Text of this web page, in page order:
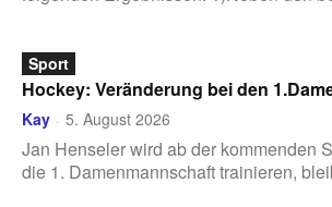
Sport
Hockey: Veränderung bei den
Kay - 5. August 2026
Jan Henseler wird ab der kommenden
die 1. Damenmannschaft trainieren,